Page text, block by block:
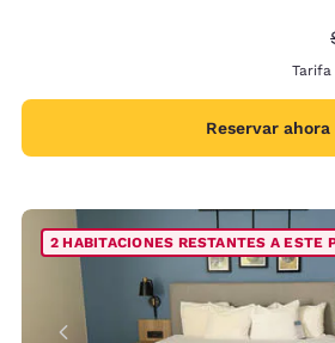
Reservar ahora
2 HABITACIONES RESTANTES A ESTE